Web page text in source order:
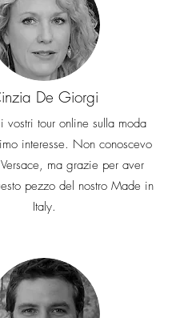
De Giorgi
vostri tour online sulla moda
interesse. Non conoscevo
ma grazie per aver
pezzo del nostro Made in
Italy.